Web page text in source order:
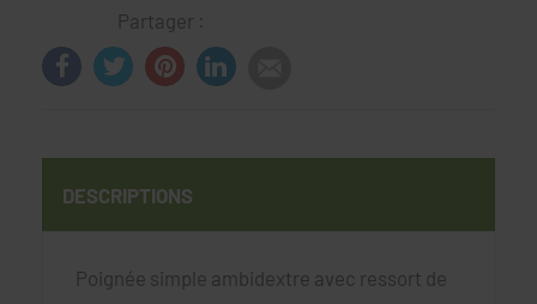
Partager :
DESCRIPTIONS
Poignée simple ambidextre avec ressort de